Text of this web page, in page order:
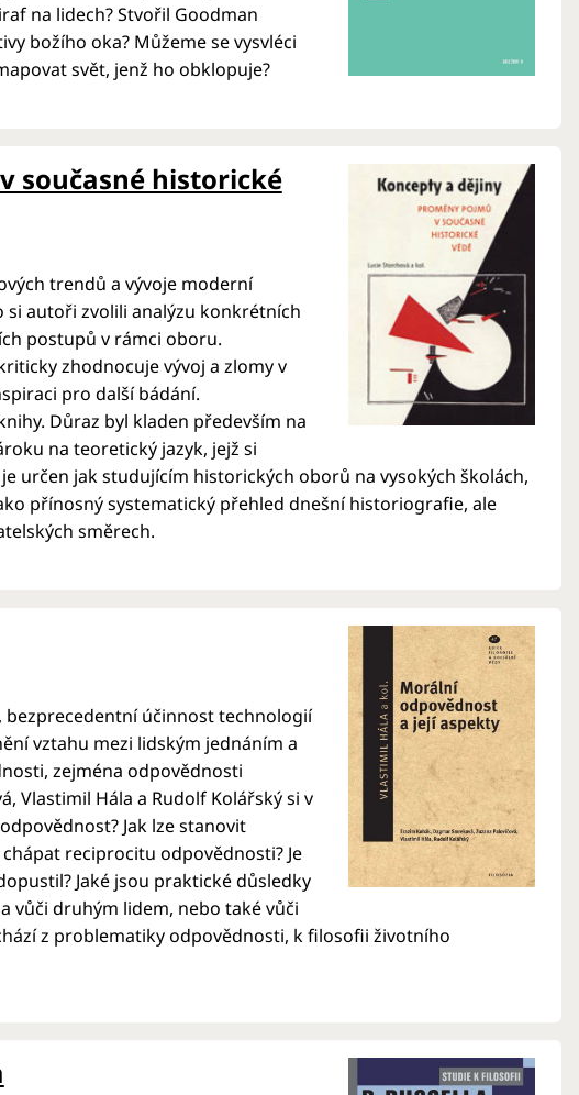
na lidech? Stvořil Goodman
božího oka? Můžeme se vysvléci
svět, jenž ho obklopuje?
současné historické
trendů a vývoje moderní
si autoři zvolili analýzu konkrétních
postupů v rámci oboru.
zhodnocuje vývoj a zlomy v
pro další bádání.
Důraz byl kladen především na
na teoretický jazyk, jejž si
určen jak studujícím historických oborů na vysokých školách,
přínosný systematický přehled dnešní historiografie, ale
směrech.
účinnost technologií
vztahu mezi lidským jednáním a
zejména odpovědnosti
Vlastimil Hála a Rudolf Kolářský si v
Jak lze stanovit
reciprocitu odpovědnosti? Je
Jaké jsou praktické důsledky
vůči druhým lidem, nebo také vůči
z problematiky odpovědnosti, k filosofii životního